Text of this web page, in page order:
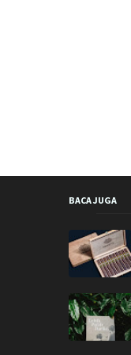
BACA JUGA